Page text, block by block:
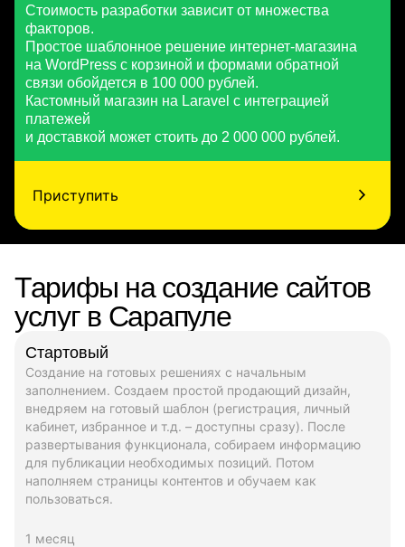
Стоимость разработки зависит от множества
факторов.
Простое шаблонное решение интернет-магазина
на WordPress с корзиной и формами обратной
связи обойдется в 100 000 рублей.
Кастомный магазин на Laravel с интеграцией
платежей
и доставкой может стоить до 2 000 000 рублей.
Приступить
Тарифы на создание сайтов
услуг в Сарапуле
Стартовый
Создание на готовых решениях с начальным
заполнением. Создаем простой продающий дизайн,
внедряем на готовый шаблон (регистрация, личный
кабинет, избранное и т.д. – доступны сразу). После
развертывания функционала, собираем информацию
для публикации необходимых позиций. Потом
наполняем страницы контентов и обучаем как
пользоваться.
1 месяц